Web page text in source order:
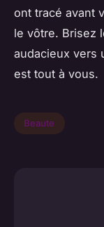
ont tracé avant
le vôtre. Brisez
audacieux vers
est tout à vous.
Beaute